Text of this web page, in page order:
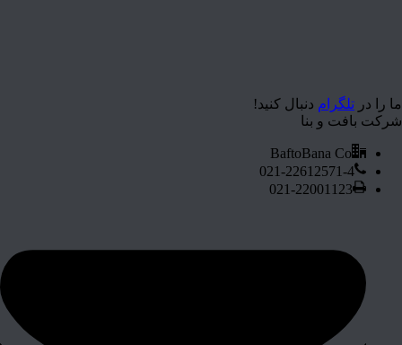
ما را در تلگرام دنبال کنید!
شرکت بافت و بنا
BaftoBana Co
021-22612571-4
021-22001123